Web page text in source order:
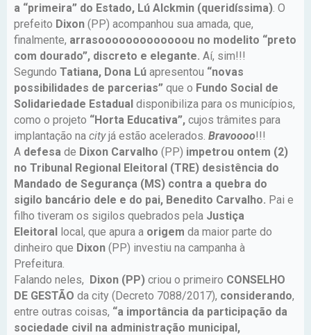
a “primeira” do Estado, Lú Alckmin (queridíssima). O
prefeito Dixon (PP) acompanhou sua amada, que,
finalmente, arrasooooooooooooou no modelito “preto
com dourado”, discreto e elegante. Aí, sim!!!
Segundo Tatiana, Dona Lú apresentou “novas
possibilidades de parcerias” que o Fundo Social de
Solidariedade Estadual disponibiliza para os municípios,
como o projeto “Horta Educativa”, cujos trâmites para
implantação na cityjá estão acelerados. Bravoooo!!!
A defesa de Dixon Carvalho (PP) impetrou ontem (2)
no Tribunal Regional Eleitoral (TRE) desistência do
Mandado de Segurança (MS) contra a quebra do
sigilo bancário dele e do pai, Benedito Carvalho. Pai e
filho tiveram os sigilos quebrados pela Justiça
Eleitoral local, que apura a origem da maior parte do
dinheiro que Dixon (PP) investiu na campanha à
Prefeitura.
Falando neles, Dixon (PP) criou o primeiro CONSELHO
DE GESTÃO da city (Decreto 7088/2017), considerando,
entre outras coisas, “a importância da participação da
sociedade civil na administração municipal,